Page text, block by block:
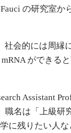
の研究室
会的には周縁
ができる
Assistant
名は「上級研
に残りたい人